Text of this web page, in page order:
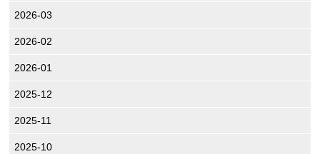
2026-03
2026-02
2026-01
2025-12
2025-11
2025-10